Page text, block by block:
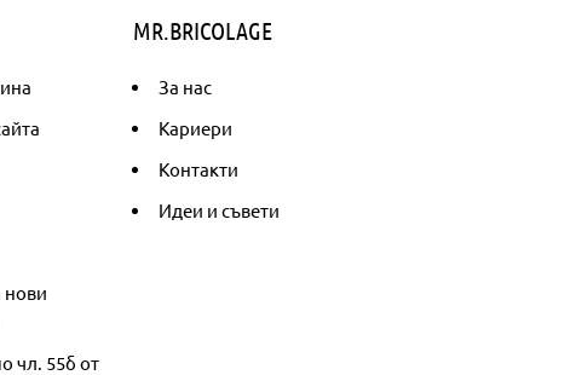
нови
чл. 55б от
MR.BRICOLAGE
За нас
Кариери
Контакти
Идеи и съвети